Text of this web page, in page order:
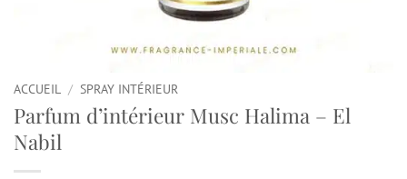
ACCUEIL / SPRAY INTÉRIEUR
Parfum d’intérieur Musc Halima – El
Nabil